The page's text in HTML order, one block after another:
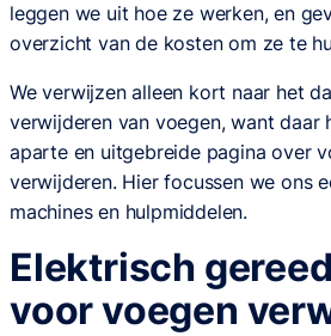
leggen we uit hoe ze werken, en
overzicht van de kosten om ze te
We verwijzen alleen kort naar het
verwijderen van voegen, want daar
aparte en uitgebreide pagina over
verwijderen. Hier focussen we ons
machines en hulpmiddelen.
Elektrisch
voor voegen